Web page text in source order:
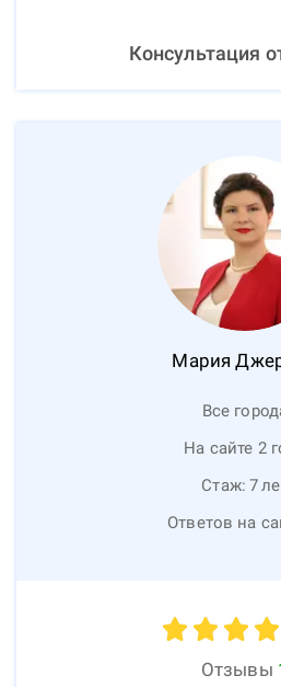
Консультация
Мария
Все
На сайте 2
Стаж: 7
Ответов на
Отзывы